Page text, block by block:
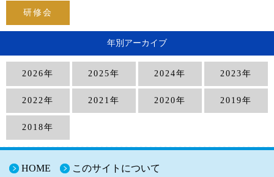
研修会
年別アーカイブ
2026年 2025年 2024年 2023年
2022年 2021年 2020年 2019年
2018年
HOME このサイトについて